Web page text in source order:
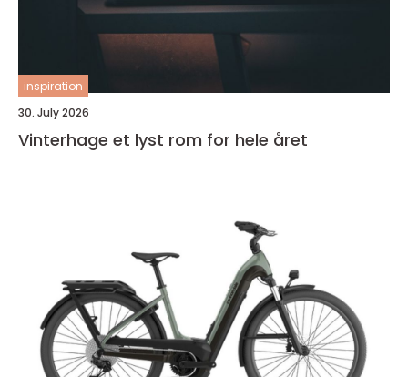
inspiration
30. July 2026
Vinterhage et lyst rom for hele året